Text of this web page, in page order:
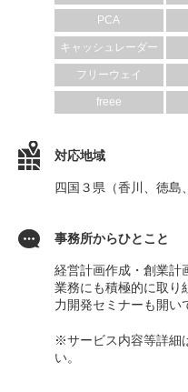
PCA
キャッシュレーダー
フリーウェイ
freee
対応地域
四国３県（香川、徳島
事務所からひとこと
経営計画作成・創業計
業務にも積極的に取り
力開発セミナーも開い
※サービス内容等詳細
い。